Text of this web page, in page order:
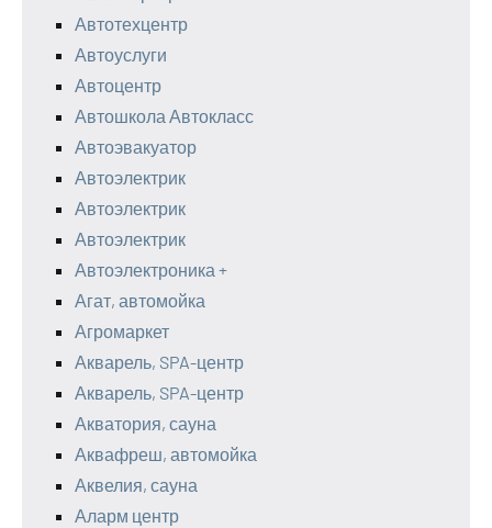
Автотехцентр
Автоуслуги
Автоцентр
Автошкола Автокласс
Автоэвакуатор
Автоэлектрик
Автоэлектрик
Автоэлектрик
Автоэлектроника +
Агат, автомойка
Агромаркет
Акварель, SPA-центр
Акварель, SPA-центр
Акватория, сауна
Аквафреш, автомойка
Аквелия, сауна
Аларм центр